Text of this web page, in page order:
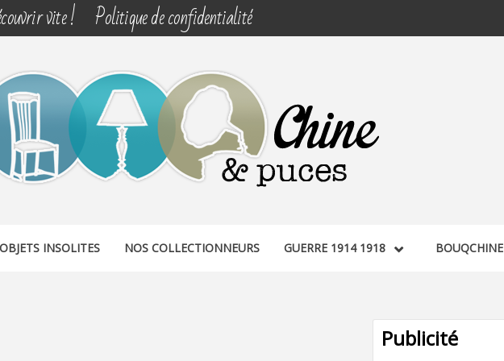
vite ! Politique de confidentialité
PUCES
OBJETS INSOLITES NOS COLLECTIONNEURS GUERRE 1914 1918 BOUQCHINE
Publicité